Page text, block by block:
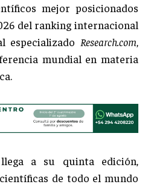
mejor posicionados
del ranking internacional
especializado Research.com,
mundial en materia
a su quinta edición,
de todo el mundo